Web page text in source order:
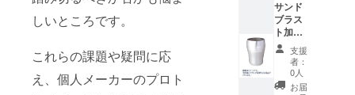
しいところです。
これらの課題や疑問に応
え、個人メーカーのプロト
サンド
ブラス
ト加工
を施し
たオリ
ジナル
タンブ
支援
者：
0人
お届